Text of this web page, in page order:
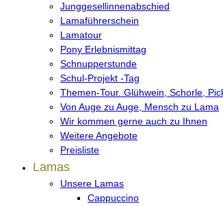
Junggesellinnenabschied
Lamaführerschein
Lamatour
Pony Erlebnismittag
Schnupperstunde
Schul-Projekt -Tag
Themen-Tour. Glühwein, Schorle,
Von Auge zu Auge, Mensch zu Lama
Wir kommen gerne auch zu Ihnen
Weitere Angebote
Preisliste
Lamas
Unsere Lamas
Cappuccino